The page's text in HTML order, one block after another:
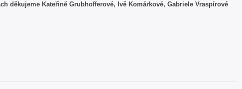
děkujeme Kateřině Grubhofferové, Ivě Komárkové, Gabriele Vraspírové